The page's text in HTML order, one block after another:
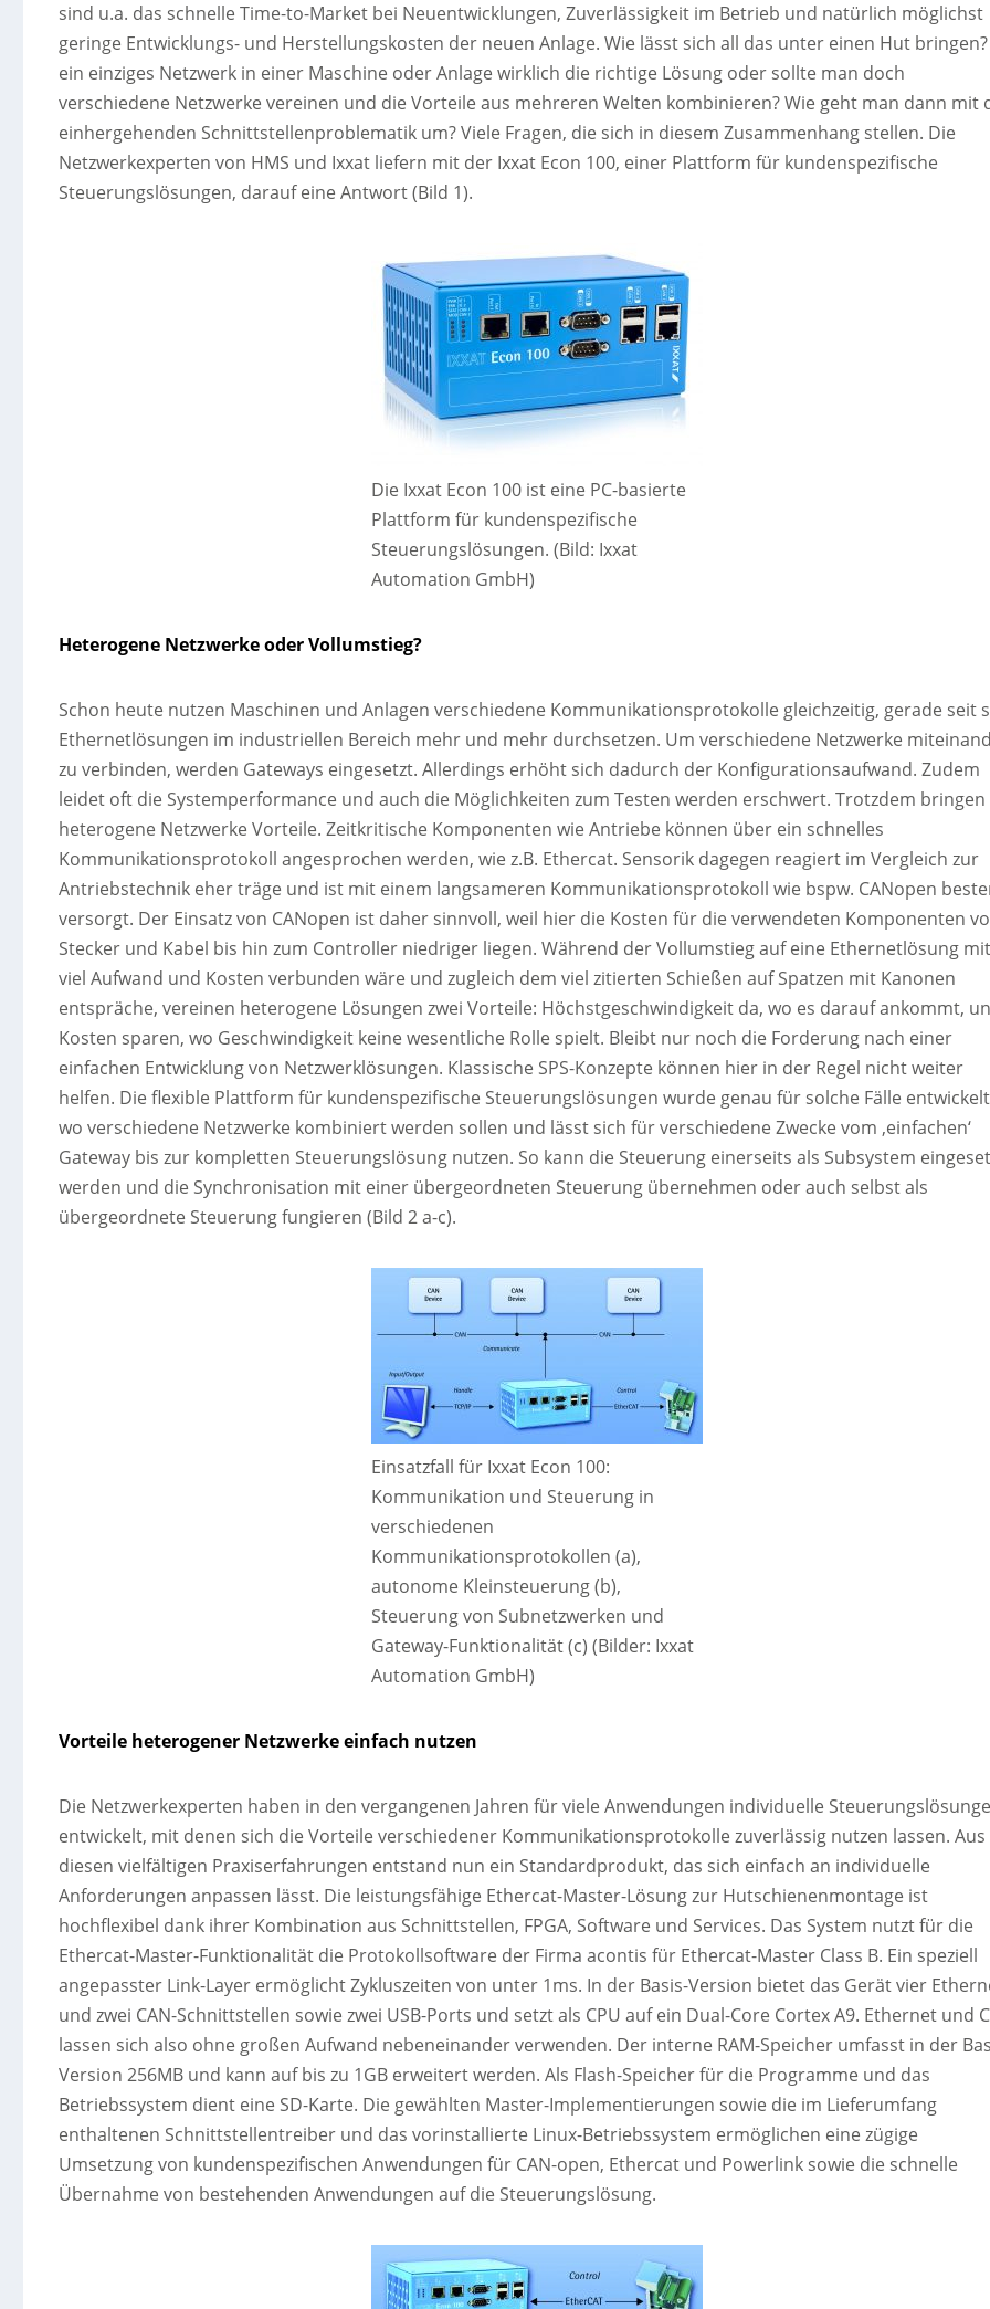
sind u.a. das schnelle Time-to-Market bei Neuentwicklungen, Zuverlässigkeit im Betrieb und natürlich möglichst
geringe Entwicklungs- und Herstellungskosten der neuen Anlage. Wie lässt sich all das unter einen Hut
ein einziges Netzwerk in einer Maschine oder Anlage wirklich die richtige Lösung oder sollte man doch
verschiedene Netzwerke vereinen und die Vorteile aus mehreren Welten kombinieren? Wie geht man dann mit
einhergehenden Schnittstellenproblematik um? Viele Fragen, die sich in diesem Zusammenhang stellen. Die
Netzwerkexperten von HMS und Ixxat liefern mit der Ixxat Econ 100, einer Plattform für kundenspezifische
Steuerungslösungen, darauf eine Antwort (Bild 1).
Die Ixxat Econ 100 ist eine PC-basierte
Plattform für kundenspezifische
Steuerungslösungen. (Bild: Ixxat
Automation GmbH)
Heterogene Netzwerke oder Vollumstieg?
Schon heute nutzen Maschinen und Anlagen verschiedene Kommunikationsprotokolle gleichzeitig, gerade seit
Ethernetlösungen im industriellen Bereich mehr und mehr durchsetzen. Um verschiedene Netzwerke
zu verbinden, werden Gateways eingesetzt. Allerdings erhöht sich dadurch der Konfigurationsaufwand. Zudem
leidet oft die Systemperformance und auch die Möglichkeiten zum Testen werden erschwert. Trotzdem bringen
heterogene Netzwerke Vorteile. Zeitkritische Komponenten wie Antriebe können über ein schnelles
Kommunikationsprotokoll angesprochen werden, wie z.B. Ethercat. Sensorik dagegen reagiert im Vergleich zur
Antriebstechnik eher träge und ist mit einem langsameren Kommunikationsprotokoll wie bspw. CANopen
versorgt. Der Einsatz von CANopen ist daher sinnvoll, weil hier die Kosten für die verwendeten Komponenten
Stecker und Kabel bis hin zum Controller niedriger liegen. Während der Vollumstieg auf eine Ethernetlösung mit
viel Aufwand und Kosten verbunden wäre und zugleich dem viel zitierten Schießen auf Spatzen mit Kanonen
entspräche, vereinen heterogene Lösungen zwei Vorteile: Höchstgeschwindigkeit da, wo es darauf ankommt,
Kosten sparen, wo Geschwindigkeit keine wesentliche Rolle spielt. Bleibt nur noch die Forderung nach einer
einfachen Entwicklung von Netzwerklösungen. Klassische SPS-Konzepte können hier in der Regel nicht weiter
helfen. Die flexible Plattform für kundenspezifische Steuerungslösungen wurde genau für solche Fälle
wo verschiedene Netzwerke kombiniert werden sollen und lässt sich für verschiedene Zwecke vom ‚einfachen‘
Gateway bis zur kompletten Steuerungslösung nutzen. So kann die Steuerung einerseits als Subsystem
werden und die Synchronisation mit einer übergeordneten Steuerung übernehmen oder auch selbst als
übergeordnete Steuerung fungieren (Bild 2 a-c).
Einsatzfall für Ixxat Econ 100:
Kommunikation und Steuerung in
verschiedenen
Kommunikationsprotokollen (a),
autonome Kleinsteuerung (b),
Steuerung von Subnetzwerken und
Gateway-Funktionalität (c) (Bilder: Ixxat
Automation GmbH)
Vorteile heterogener Netzwerke einfach nutzen
Die Netzwerkexperten haben in den vergangenen Jahren für viele Anwendungen individuelle
entwickelt, mit denen sich die Vorteile verschiedener Kommunikationsprotokolle zuverlässig nutzen lassen. Aus
diesen vielfältigen Praxiserfahrungen entstand nun ein Standardprodukt, das sich einfach an individuelle
Anforderungen anpassen lässt. Die leistungsfähige Ethercat-Master-Lösung zur Hutschienenmontage ist
hochflexibel dank ihrer Kombination aus Schnittstellen, FPGA, Software und Services. Das System nutzt für die
Ethercat-Master-Funktionalität die Protokollsoftware der Firma acontis für Ethercat-Master Class B. Ein speziell
angepasster Link-Layer ermöglicht Zykluszeiten von unter 1ms. In der Basis-Version bietet das Gerät vier
und zwei CAN-Schnittstellen sowie zwei USB-Ports und setzt als CPU auf ein Dual-Core Cortex A9. Ethernet und
lassen sich also ohne großen Aufwand nebeneinander verwenden. Der interne RAM-Speicher umfasst in der
Version 256MB und kann auf bis zu 1GB erweitert werden. Als Flash-Speicher für die Programme und das
Betriebssystem dient eine SD-Karte. Die gewählten Master-Implementierungen sowie die im Lieferumfang
enthaltenen Schnittstellentreiber und das vorinstallierte Linux-Betriebssystem ermöglichen eine zügige
Umsetzung von kundenspezifischen Anwendungen für CAN-open, Ethercat und Powerlink sowie die schnelle
Übernahme von bestehenden Anwendungen auf die Steuerungslösung.